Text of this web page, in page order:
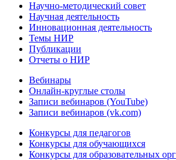
Научно-методический совет
Научная деятельность
Инновационная деятельность
Темы НИР
Публикации
Отчеты о НИР
Вебинары
Онлайн-круглые столы
Записи вебинаров (YouTube)
Записи вебинаров (vk.com)
Конкурсы для педагогов
Конкурсы для обучающихся
Конкурсы для образовательных